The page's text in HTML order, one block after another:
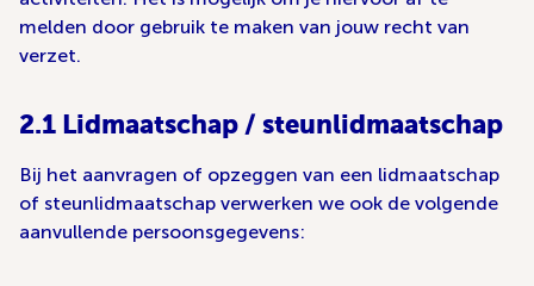
melden door gebruik te maken van jouw recht van
verzet.
2.1 Lidmaatschap / steunlidmaatschap
Bij het aanvragen of opzeggen van een lidmaatschap
of steunlidmaatschap verwerken we ook de volgende
aanvullende persoonsgegevens: